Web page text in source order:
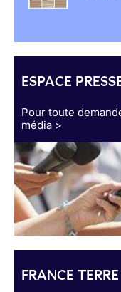
ESPACE
Pour toute
média >
FRANCE